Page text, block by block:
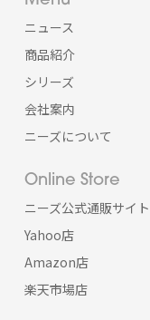
ニュース
商品紹介
シリーズ
会社案内
ニーズについて
Online Store
ニーズ公式通販サイト
Yahoo店
Amazon店
楽天市場店